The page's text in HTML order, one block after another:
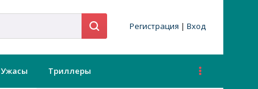
Регистрация | Вход
Ужасы Триллеры